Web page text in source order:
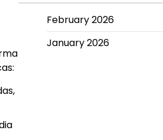
February 2026
January 2026